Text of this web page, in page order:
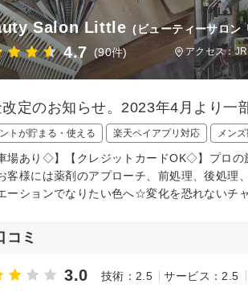
Salon Little (ビューティーサロン
4.7 (90件) アクセス：
定のお知らせ。2023年4月より一
トが貯まる・使える 楽天ペイアプリ対応 メン
車場あり◇】【クレジットカードOK◇】プロ
客様には薬剤のアプローチ、前処理、後処理
ーションでなりたい色へ☆変化を恐れないチ
コミ
3.0 技術：2.5 サービス：2.5